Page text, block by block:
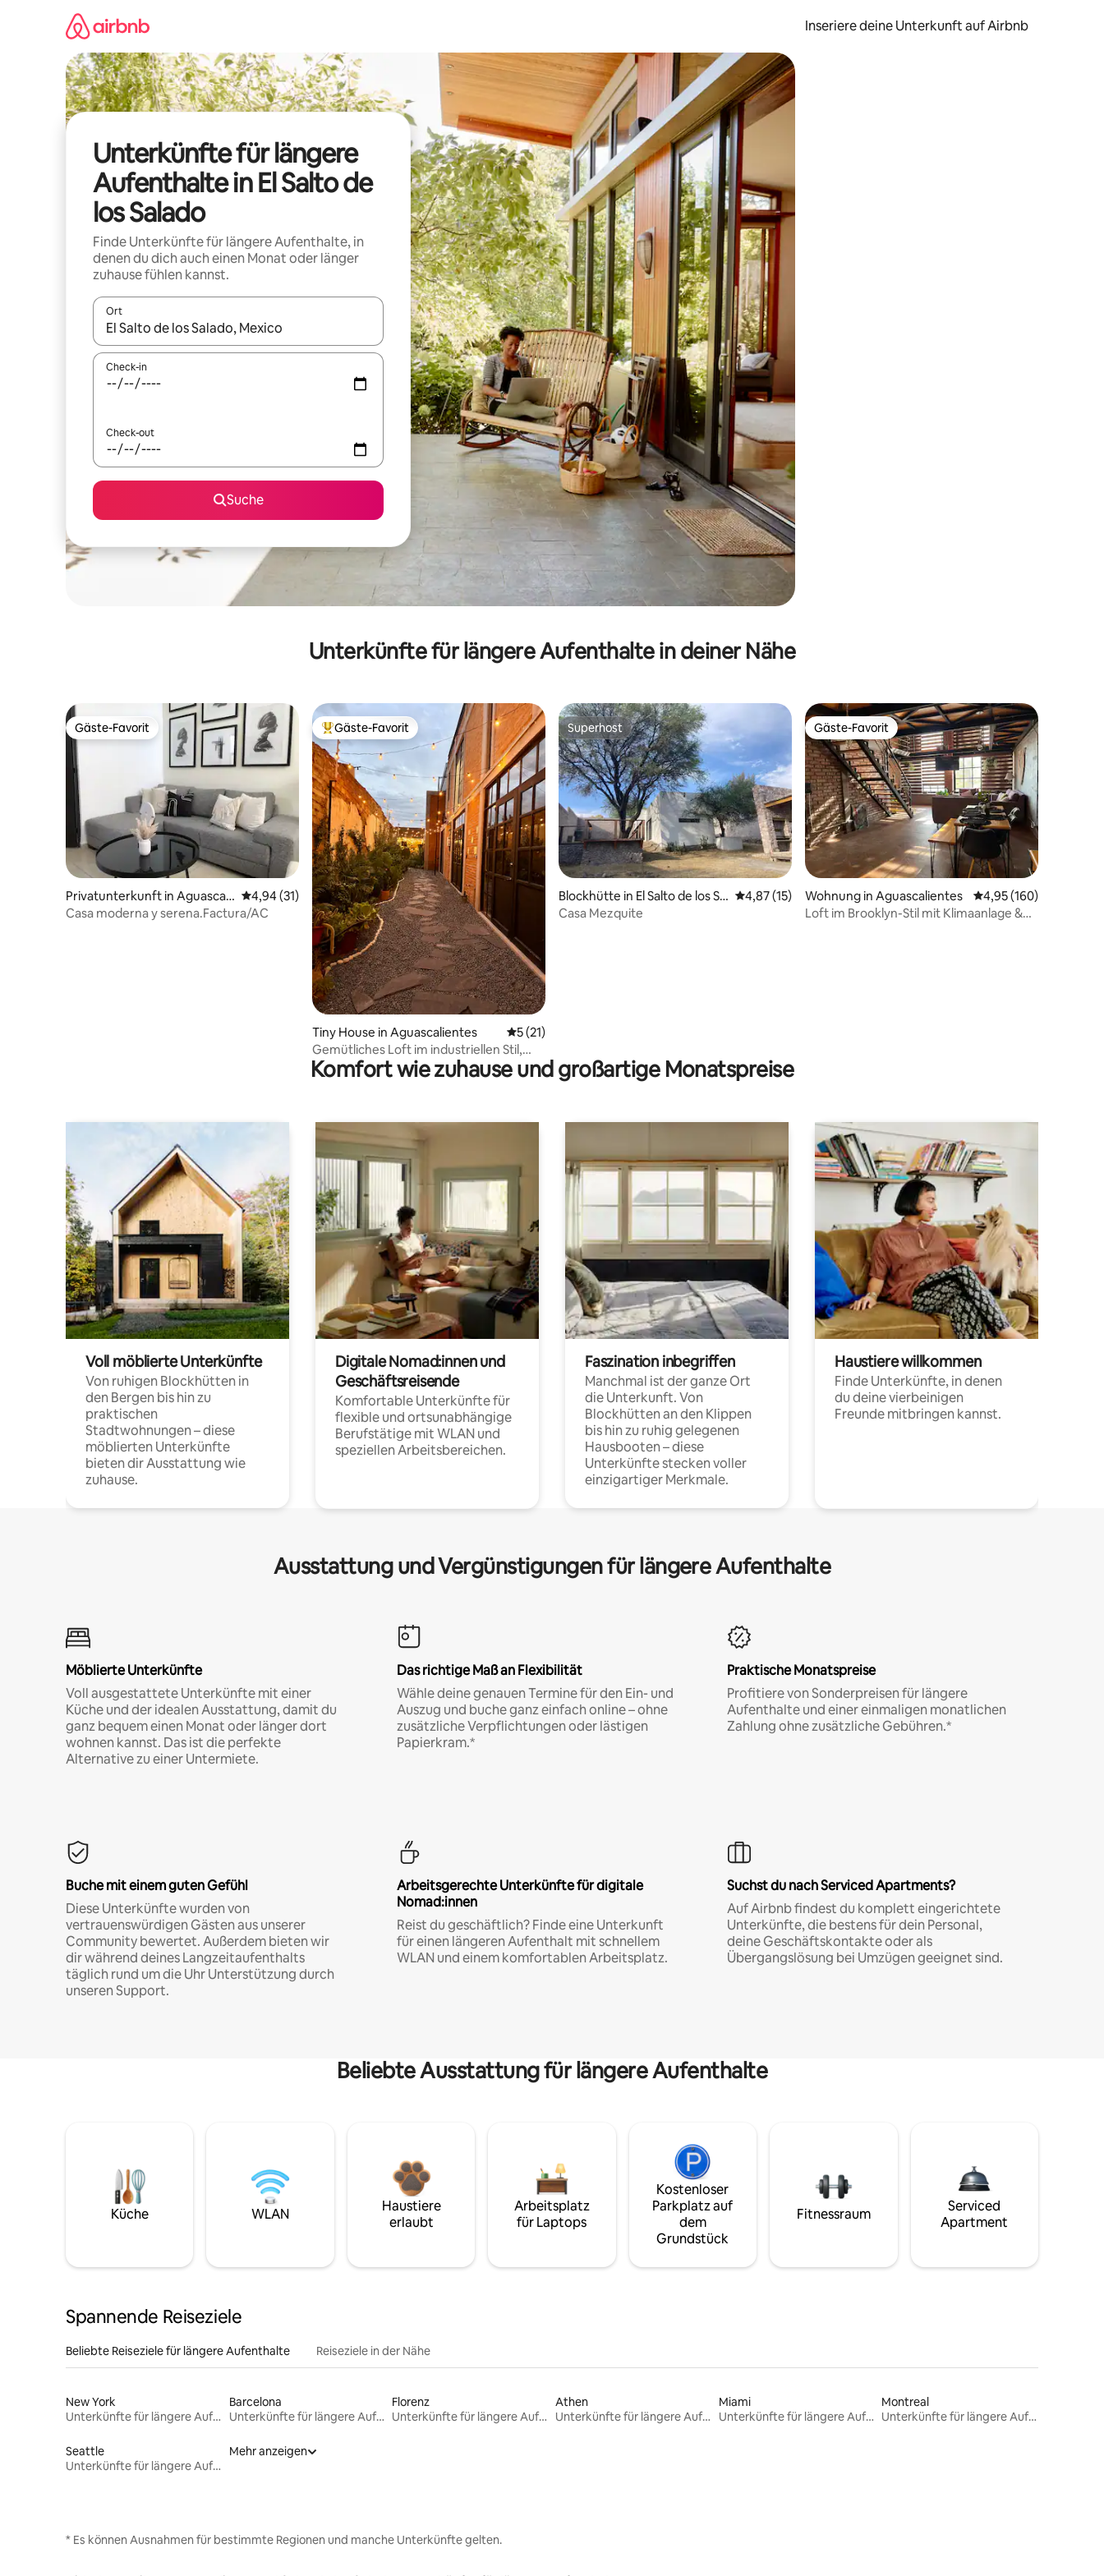
Inseriere deine Unterkunft auf Airbnb
Unterkünfte für längere
Aufenthalte in El Salto de
los Salado
Finde Unterkünfte für längere Aufenthalte, in
denen du dich auch einen Monat oder länger
zuhause fühlen kannst.
Ort
Wenn Ergebnisse verfügbar sind, navigiere mit den Pfeiltasten nach oben und unten oder erkunde die Ergebnisse durch Berühren oder Wischgesten.
Check-in
Check-out
Suche
Unterkünfte für längere Aufenthalte in deiner Nähe
Gäste-Favorit
Gäste-Favorit
Privatunterkunft in Aguascali
entes
Durchschnittliche Bewertung: 4,94 von 5, 31 Bewertungen
4,94 (31)
Casa moderna y serena.Factura/AC
Beliebter Gäste-Favorit.
Gäste-Favorit
Tiny House in Aguascalientes Durchschnittliche Bewertung: 5 von 5, 21 Bewertungen
5 (21)
Gemütliches Loft im industriellen Stil,
zentral und ruhig gelegen
Superhost
Superhost
Blockhütte in El Salto de los Sal
ado
Durchschnittliche Bewertung: 4,87 von 5, 15 Bewertungen
4,87 (15)
Casa Mezquite
Gäste-Favorit
Gäste-Favorit
Wohnung in Aguascalientes Durchschnittliche
4,95 (160)
Loft im Brooklyn-Stil mit Klimaanlage &
Komfort wie zuhause und großartige Monatspreise
Voll möblierte Unterkünfte
Von ruhigen Blockhütten in
den Bergen bis hin zu
praktischen
Stadtwohnungen – diese
möblierten Unterkünfte
bieten dir Ausstattung wie
zuhause.
Digitale Nomad:innen und
Geschäftsreisende
Komfortable Unterkünfte für
flexible und ortsunabhängige
Berufstätige mit WLAN und
speziellen Arbeitsbereichen.
Faszination inbegriffen
Manchmal ist der ganze Ort
die Unterkunft. Von
Blockhütten an den Klippen
bis hin zu ruhig gelegenen
Hausbooten – diese
Unterkünfte stecken voller
einzigartiger Merkmale.
Haustiere willkommen
Finde Unterkünfte, in denen
du deine vierbeinigen
Freunde mitbringen kannst.
Ausstattung und Vergünstigungen für längere Aufenthalte
Möblierte Unterkünfte
Voll ausgestattete Unterkünfte mit einer
Küche und der idealen Ausstattung, damit du
ganz bequem einen Monat oder länger dort
wohnen kannst. Das ist die perfekte
Alternative zu einer Untermiete.
Das richtige Maß an Flexibilität
Wähle deine genauen Termine für den Ein- und
Auszug und buche ganz einfach online – ohne
zusätzliche Verpflichtungen oder lästigen
Papierkram.*
Praktische Monatspreise
Profitiere von Sonderpreisen für längere
Aufenthalte und einer einmaligen monatlichen
Zahlung ohne zusätzliche Gebühren.*
Buche mit einem guten Gefühl
Diese Unterkünfte wurden von
vertrauenswürdigen Gästen aus unserer
Community bewertet. Außerdem bieten wir
dir während deines Langzeitaufenthalts
täglich rund um die Uhr Unterstützung durch
unseren Support.
Arbeitsgerechte Unterkünfte für digitale
Nomad:innen
Reist du geschäftlich? Finde eine Unterkunft
für einen längeren Aufenthalt mit schnellem
WLAN und einem komfortablen Arbeitsplatz.
Suchst du nach Serviced Apartments?
Auf Airbnb findest du komplett eingerichtete
Unterkünfte, die bestens für dein Personal,
deine Geschäftskontakte oder als
Übergangslösung bei Umzügen geeignet sind.
Beliebte Ausstattung für längere Aufenthalte
Küche WLAN
Haustiere
erlaubt
Arbeitsplatz
für Laptops
Kostenloser
Parkplatz auf
dem
Grundstück
Fitnessraum
Serviced
Apartment
Spannende Reiseziele
Beliebte Reiseziele für längere Aufenthalte Reiseziele in der Nähe
New York
Unterkünfte für längere Aufenthalte
Barcelona
Unterkünfte für längere Aufenthalte
Florenz
Unterkünfte für längere Aufenthalte
Athen
Unterkünfte für längere Aufenthalte
Miami
Unterkünfte für längere Aufenthalte
Montreal
Unterkünfte für längere Aufenthalte
Seattle
Unterkünfte für längere Aufenthalte
Mehr anzeigen
* Es können Ausnahmen für bestimmte Regionen und manche Unterkünfte gelten.